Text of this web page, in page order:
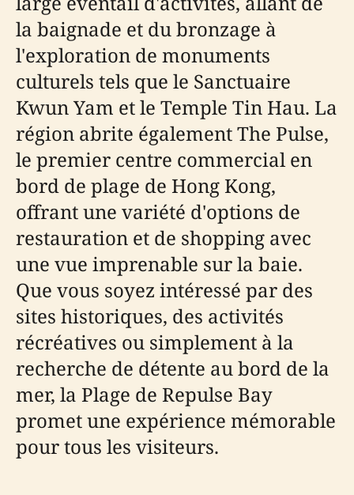
la baignade et du bronzage à
l'exploration de monuments
culturels tels que le Sanctuaire
Kwun Yam et le Temple Tin Hau. La
région abrite également The Pulse,
le premier centre commercial en
bord de plage de Hong Kong,
offrant une variété d'options de
restauration et de shopping avec
une vue imprenable sur la baie.
Que vous soyez intéressé par des
sites historiques, des activités
récréatives ou simplement à la
recherche de détente au bord de la
mer, la Plage de Repulse Bay
promet une expérience mémorable
pour tous les visiteurs.